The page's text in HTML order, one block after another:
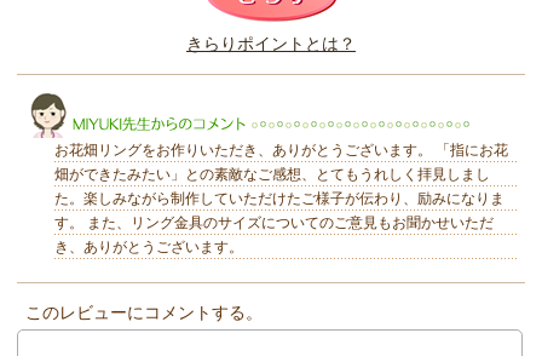
このレビューは参考になりましたか？
きらりポイントとは？
お花畑リングをお作りいただき、ありがとうございます。 「指にお花
畑ができたみたい」との素敵なご感想、とてもうれしく拝見しまし
た。楽しみながら制作していただけたご様子が伝わり、励みになりま
す。 また、リング金具のサイズについてのご意見もお聞かせいただ
き、ありがとうございます。
このレビューにコメントする。